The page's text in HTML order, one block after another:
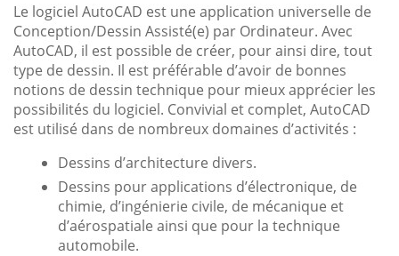
Le logiciel AutoCAD est une application universelle de
Conception/Dessin Assisté(e) par Ordinateur. Avec
AutoCAD, il est possible de créer, pour ainsi dire, tout
type de dessin. Il est préférable d’avoir de bonnes
notions de dessin technique pour mieux apprécier les
possibilités du logiciel. Convivial et complet, AutoCAD
est utilisé dans de nombreux domaines d’activités :
Dessins d’architecture divers.
Dessins pour applications d’électronique, de
chimie, d’ingénierie civile, de mécanique et
d’aérospatiale ainsi que pour la technique
automobile.